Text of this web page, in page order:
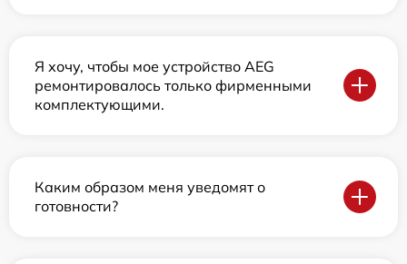
Я хочу, чтобы мое устройство AEG
ремонтировалось только фирменными
комплектующими.
Каким образом меня уведомят о
готовности?